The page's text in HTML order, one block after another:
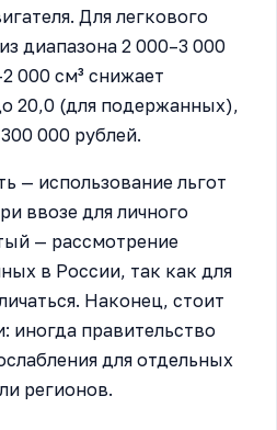
Для легкового
диапазона 2 000–3 000
000 см³ снижает
20,0 (для подержанных),
000 рублей.
— использование льгот
ввозе для личного
— рассмотрение
в России, так как для
Наконец, стоит
иногда правительство
для отдельных
регионов.